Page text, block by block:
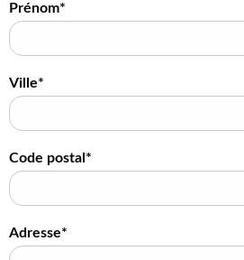
Prénom*
Ville*
Code postal*
Adresse*